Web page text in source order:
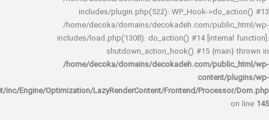
includes/plugin.php(522): WP_Hook-
/home/decoka/domains/decokadeh.com/
includes/load.php(1308): do_action() #14
shutdown_action_hook() #15
/home/decoka/domains/decokadeh.com/
rocket/inc/Engine/Optimization/LazyRenderContent/Frontend/